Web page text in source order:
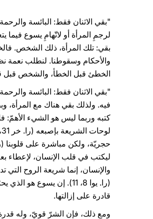
"بقي الاثنان فقط: البائسة
لرجمِ المرأة أو لاتّهامِ يسوع
بقي: تلك المرأة، ذلك الشخص.
والأحكام وسقوطنا. لنطلب نعمة
الخطئ قبل الخطأ، والشخص قبل
"بقي الاثنان فقط: البائسة
كتبه وربما ليس هو الشيء الأهمّ:
ليكتب في قلب الإنسان، لإعطاء
والإنسان، إنما شريعة الروح
(را. يوا 8، 11). إن يسوع
قادرة على إزالتها.
ومع ذلك، فإن الشرّ قويّ، وله قدرة